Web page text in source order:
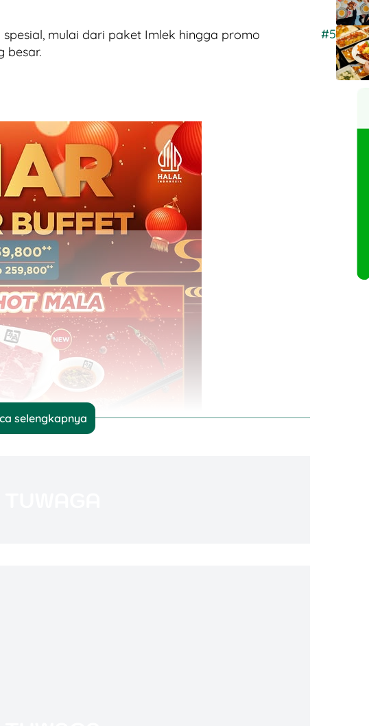
mulai dari paket Imlek hingga promo
besar.
selengkapnya
#5